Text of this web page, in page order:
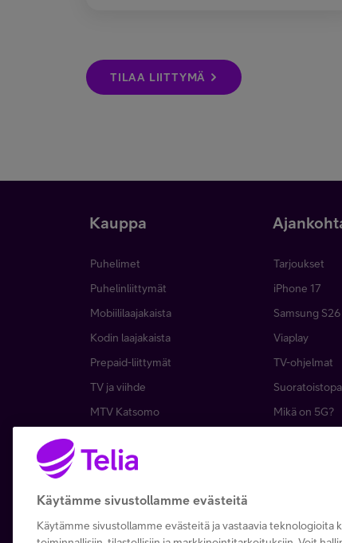
TILAA LIITTYMÄ
Kauppa
Puhelimet
Puhelinliittymät
Mobiililaajakaista
Kodin laajakaista
Prepaid-liittymät
TV ja viihde
MTV Katsomo
Kierrätysetu
Tarjoukset
iPhone 17
Samsung S26
Viaplay
TV-ohjelmat
Mikä on 5G?
Käytämme sivustollamme evästeitä
Käytämme sivustollamme evästeitä ja vastaavia teknologioita